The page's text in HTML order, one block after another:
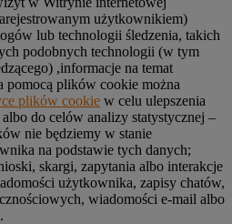
użytkownikiem)
lub technologii śledzenia, takich
podobnych technologii (w tym
,informacje na temat
pomocą plików cookie można
plików cookie w celu ulepszenia
albo do celów analizy statystycznej –
nie będziemy w stanie
na podstawie tych danych;
skargi, zapytania albo interakcje
użytkownika, zapisy chatów,
wiadomości e-mail albo